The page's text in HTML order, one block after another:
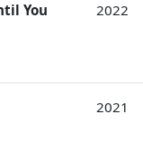
You
2022
2021